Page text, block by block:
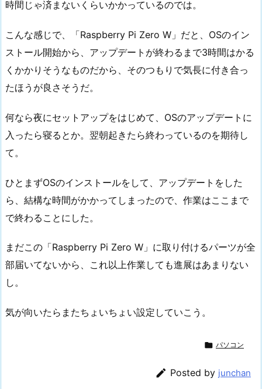
時間じゃ済まないくらいかかっているのでは。
こんな感じで、「Raspberry Pi Zero W」だと、OSのイン
ストール開始から、アップデートが終わるまで3時間はかる
くかかりそうなものだから、そのつもりで気長に付き合っ
たほうが良さそうだ。
何なら夜にセットアップをはじめて、OSのアップデートに
入ったら寝るとか。翌朝起きたら終わっているのを期待し
て。
ひとまずOSのインストールをして、アップデートをした
ら、結構な時間がかかってしまったので、作業はここまで
で終わることにした。
まだこの「Raspberry Pi Zero W」に取り付けるパーツが全
部届いてないから、これ以上作業しても進展はあまりない
し。
気が向いたらまたちょいちょい設定していこう。
 パソコン
 Posted by junchan